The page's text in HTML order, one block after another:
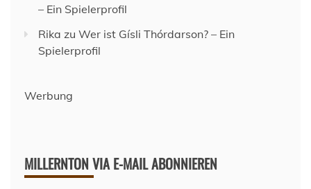
– Ein Spielerprofil
Rika zu Wer ist Gísli Thórdarson? – Ein
Spielerprofil
Werbung
MILLERNTON VIA E-MAIL ABONNIEREN